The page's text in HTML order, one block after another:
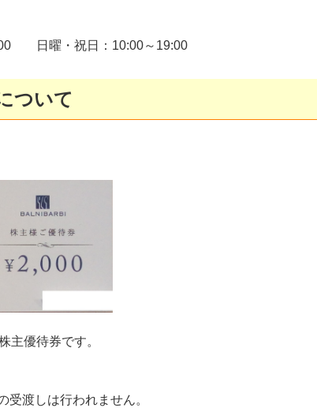
日曜・祝日：10:00～19:00
ついて
主優待券です。
渡しは行われません。